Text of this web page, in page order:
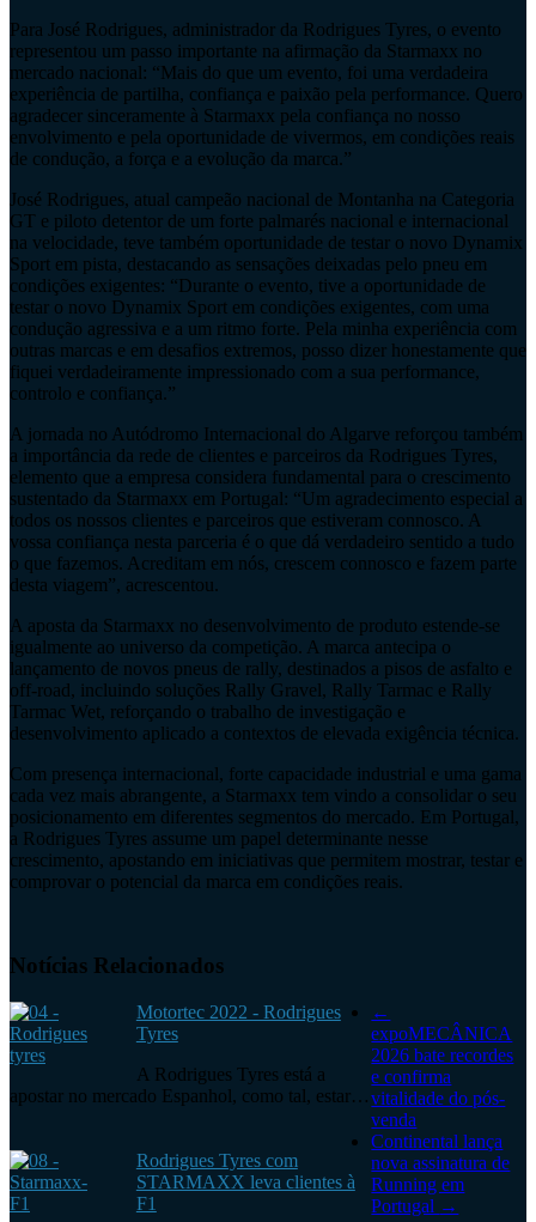
Para José Rodrigues, administrador da Rodrigues Tyres, o evento
representou um passo importante na afirmação da Starmaxx no
mercado nacional: “Mais do que um evento, foi uma verdadeira
experiência de partilha, confiança e paixão pela performance. Quero
agradecer sinceramente à Starmaxx pela confiança no nosso
envolvimento e pela oportunidade de vivermos, em condições reais
de condução, a força e a evolução da marca.”
José Rodrigues, atual campeão nacional de Montanha na Categoria
GT e piloto detentor de um forte palmarés nacional e internacional
na velocidade, teve também oportunidade de testar o novo Dynamix
Sport em pista, destacando as sensações deixadas pelo pneu em
condições exigentes: “Durante o evento, tive a oportunidade de
testar o novo Dynamix Sport em condições exigentes, com uma
condução agressiva e a um ritmo forte. Pela minha experiência com
outras marcas e em desafios extremos, posso dizer honestamente que
fiquei verdadeiramente impressionado com a sua performance,
controlo e confiança.”
A jornada no Autódromo Internacional do Algarve reforçou também
a importância da rede de clientes e parceiros da Rodrigues Tyres,
elemento que a empresa considera fundamental para o crescimento
sustentado da Starmaxx em Portugal: “Um agradecimento especial a
todos os nossos clientes e parceiros que estiveram connosco. A
vossa confiança nesta parceria é o que dá verdadeiro sentido a tudo
o que fazemos. Acreditam em nós, crescem connosco e fazem parte
desta viagem”, acrescentou.
A aposta da Starmaxx no desenvolvimento de produto estende-se
igualmente ao universo da competição. A marca antecipa o
lançamento de novos pneus de rally, destinados a pisos de asfalto e
off-road, incluindo soluções Rally Gravel, Rally Tarmac e Rally
Tarmac Wet, reforçando o trabalho de investigação e
desenvolvimento aplicado a contextos de elevada exigência técnica.
Com presença internacional, forte capacidade industrial e uma gama
cada vez mais abrangente, a Starmaxx tem vindo a consolidar o seu
posicionamento em diferentes segmentos do mercado. Em Portugal,
a Rodrigues Tyres assume um papel determinante nesse
crescimento, apostando em iniciativas que permitem mostrar, testar e
comprovar o potencial da marca em condições reais.
Notícias Relacionados
Motortec 2022 - Rodrigues
Tyres
A Rodrigues Tyres está a
apostar no mercado Espanhol, como tal, estar…
Rodrigues Tyres com
STARMAXX leva clientes à
F1
←
expoMECÂNICA
2026 bate recordes
e confirma
vitalidade do pós-
venda
Continental lança
nova assinatura de
Running em
Portugal →